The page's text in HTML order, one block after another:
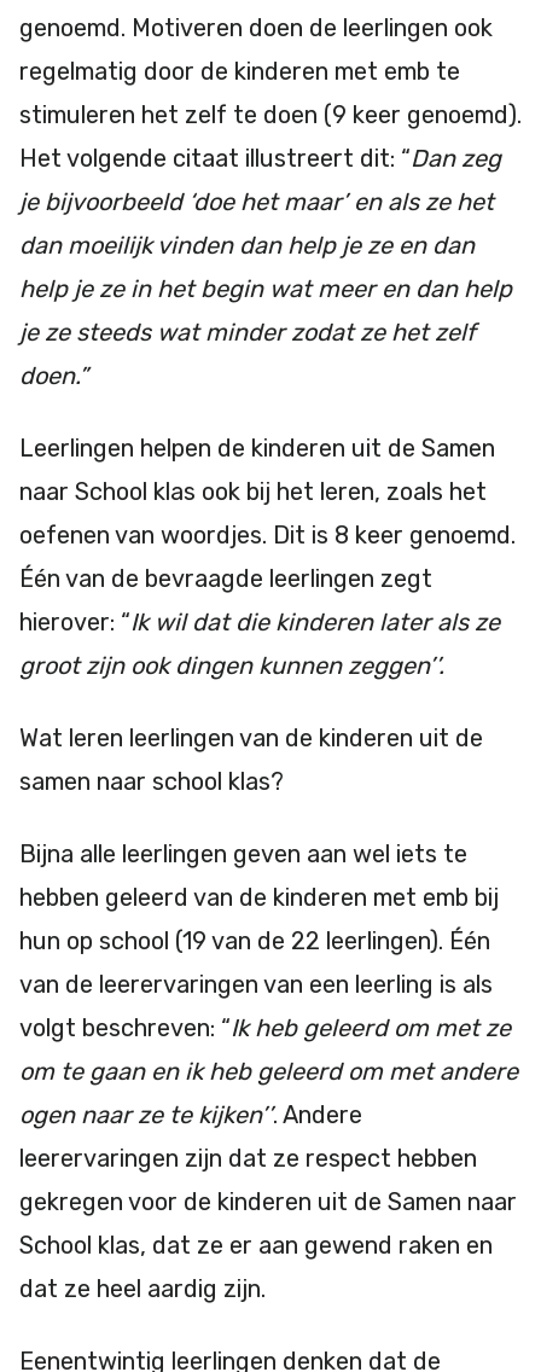
genoemd. Motiveren doen de leerlingen ook
regelmatig door de kinderen met emb te
stimuleren het zelf te doen (9 keer genoemd).
Het volgende citaat illustreert dit: “Dan zeg
je bijvoorbeeld ‘doe het maar’ en als ze het
dan moeilijk vinden dan help je ze en dan
help je ze in het begin wat meer en dan help
je ze steeds wat minder zodat ze het zelf
doen.”
Leerlingen helpen de kinderen uit de Samen
naar School klas ook bij het leren, zoals het
oefenen van woordjes. Dit is 8 keer genoemd.
Één van de bevraagde leerlingen zegt
hierover: “Ik wil dat die kinderen later als ze
groot zijn ook dingen kunnen zeggen’’.
Wat leren leerlingen van de kinderen uit de
samen naar school klas?
Bijna alle leerlingen geven aan wel iets te
hebben geleerd van de kinderen met emb bij
hun op school (19 van de 22 leerlingen). Één
van de leerervaringen van een leerling is als
volgt beschreven: “Ik heb geleerd om met ze
om te gaan en ik heb geleerd om met andere
ogen naar ze te kijken’’. Andere
leerervaringen zijn dat ze respect hebben
gekregen voor de kinderen uit de Samen naar
School klas, dat ze er aan gewend raken en
dat ze heel aardig zijn.
Eenentwintig leerlingen denken dat de